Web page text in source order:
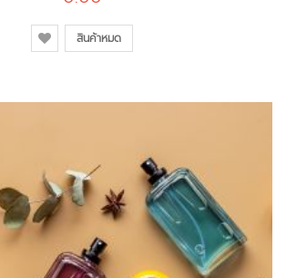
สินค้าหมด